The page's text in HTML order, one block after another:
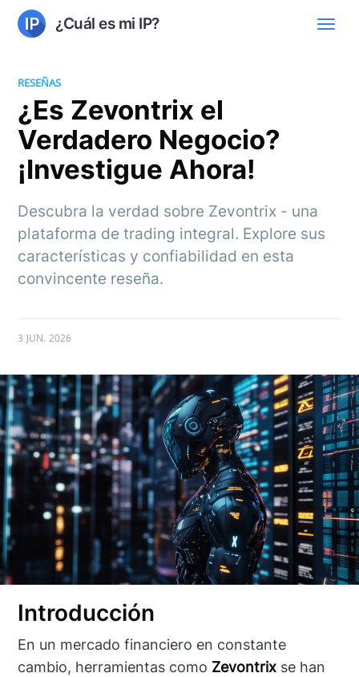
¿Cuál es mi IP?
RESEÑAS
¿Es Zevontrix el
Verdadero Negocio?
¡Investigue Ahora!
Descubra la verdad sobre Zevontrix - una
plataforma de trading integral. Explore sus
características y confiabilidad en esta
convincente reseña.
3 JUN. 2026
Introducción
En un mercado financiero en constante
cambio, herramientas como Zevontrix se han